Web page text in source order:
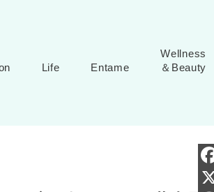
Life Entame
Wellness
＆Beauty
F